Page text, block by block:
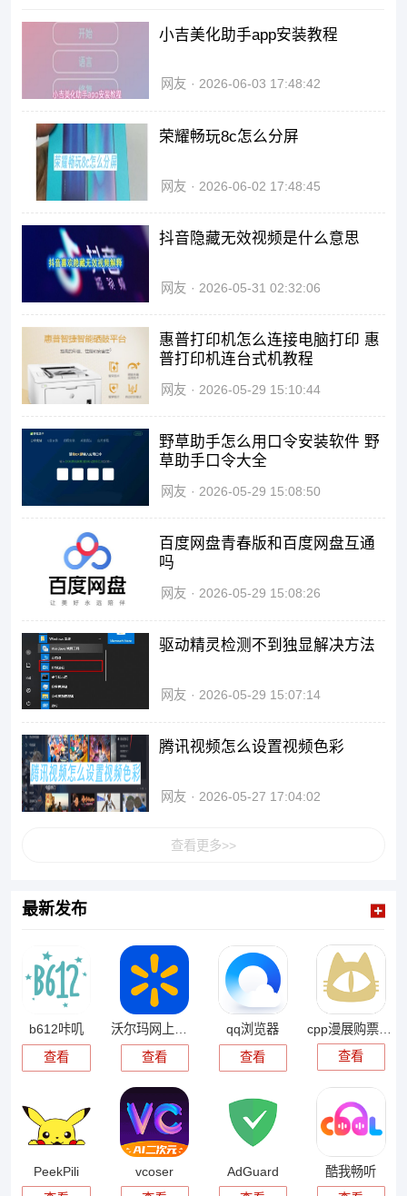
小吉美化助手app安装教程
网友 2026-06-03 17:48:42
荣耀畅玩8c怎么分屏
网友 2026-06-02 17:48:45
抖音隐藏无效视频是什么意思
网友 2026-05-31 02:32:06
惠普打印机怎么连接电脑打印 惠
普打印机连台式机教程
网友 2026-05-29 15:10:44
野草助手怎么用口令安装软件 野
草助手口令大全
网友 2026-05-29 15:08:50
百度网盘青春版和百度网盘互通
吗
网友 2026-05-29 15:08:26
驱动精灵检测不到独显解决方法
网友 2026-05-29 15:07:14
腾讯视频怎么设置视频色彩
网友 2026-05-27 17:04:02
查看更多>>
最新发布
b612咔叽
查看
沃尔玛网上商城
查看
qq浏览器
查看
查看
PeekPili
vcoser
AdGuard
酷我畅听